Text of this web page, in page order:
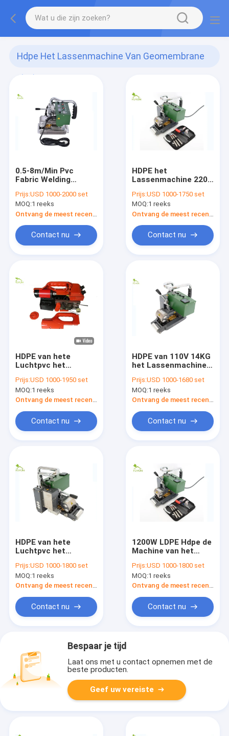
Hdpe Het Lassenmachine Van Geomembrane
0.5-8m/Min Pvc
Fabric Welding
Prijs:USD 1000-2000 set
MOQ:1 reeks
Contact nu
HDPE het
Lassenmachine 220V
Prijs:USD 1000-1750 set
MOQ:1 reeks
Contact nu
HDPE van hete
Luchtpvc het
1.0mm van
Geomembrane Dikte
Prijs:USD 1000-1950 set
MOQ:1 reeks
Contact nu
HDPE van 110V 14KG
het Lassenmachine
voor 3mm de Voering
van Diktefishpond
Prijs:USD 1000-1680 set
MOQ:1 reeks
Contact nu
HDPE van hete
Luchtpvc het
Geomembrane voor
1.5mm Vijvervoering
14KG
Prijs:USD 1000-1800 set
MOQ:1 reeks
Ontvang de meest recente Prijs
Contact nu
1200W LDPE Hdpe de
Machine van het
Lassenmachine van
de Vijvervoering
Prijs:USD 1000-1800 set
MOQ:1 reeks
Ontvang de meest recente Prijs
Contact nu
Bespaar je tijd
Laat ons met u contact opnemen met de
beste producten.
Geef uw vereiste